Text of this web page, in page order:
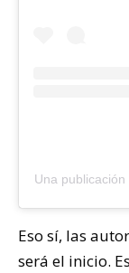
Una
Eso sí, las
será el inicio.